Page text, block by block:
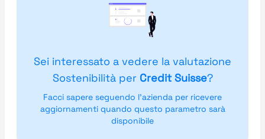
Sei interessato a vedere la valutazione
Sostenibilità per Credit Suisse?
Facci sapere seguendo l'azienda per ricevere
aggiornamenti quando questo parametro sarà
disponibile